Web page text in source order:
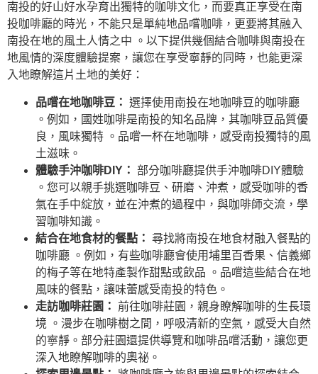
南投的好山好水孕育出獨特的咖啡文化，而要真正享受在南
投咖啡廳的時光，不能只是單純地品嚐咖啡，更要將其融入
南投在地的風土人情之中 。以下提供幾個結合咖啡與南投在
地風情的深度體驗提案，讓您在享受寧靜的同時，也能更深
入地瞭解這片土地的美好：
品嚐在地咖啡豆： 選擇使用南投在地咖啡豆的咖啡廳
。例如，國姓咖啡是南投的知名品牌，其咖啡豆品質優
良，風味獨特 。品嚐一杯在地咖啡，感受南投獨特的風
土滋味。
體驗手沖咖啡DIY： 部分咖啡廳提供手沖咖啡DIY體驗
。您可以親手挑選咖啡豆、研磨、沖煮，感受咖啡的香
氣在手中綻放，並在沖煮的過程中，與咖啡師交流，學
習咖啡知識。
結合在地食材的餐點： 尋找將南投在地食材融入餐點的
咖啡廳 。例如，有些咖啡廳會使用埔里百香果、信義鄉
的梅子等在地特產製作甜點或飲品 。品嚐這些結合在地
風味的餐點，讓味蕾感受南投的特色。
走訪咖啡莊園： 前往咖啡莊園，親身瞭解咖啡的生長環
境 。漫步在咖啡樹之間，呼吸清新的空氣，感受大自然
的寧靜。部分莊園還提供導覽和咖啡品嚐活動，讓您更
深入地瞭解咖啡的奧祕。